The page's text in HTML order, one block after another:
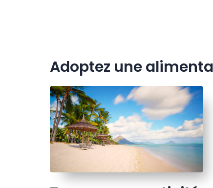
Adoptez une